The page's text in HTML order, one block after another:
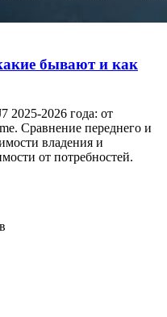
бывают и как
2025-2026 года: от
Сравнение переднего и
владения и
от потребностей.